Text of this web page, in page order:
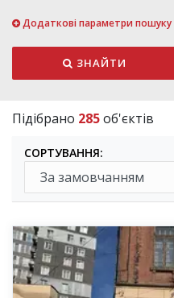
Додаткові параметри пошуку
ЗНАЙТИ
Підібрано 285об'єктів
СОРТУВАННЯ: